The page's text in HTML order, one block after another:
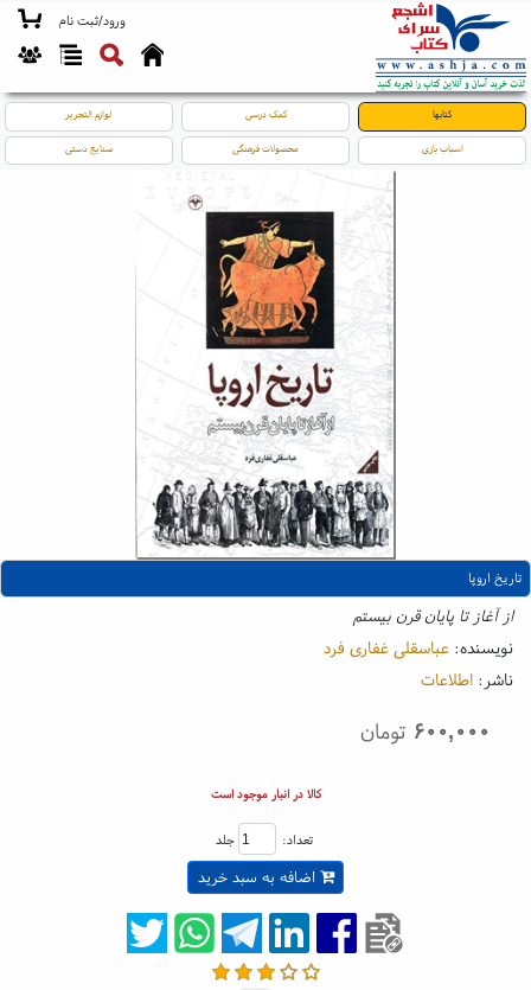
ورود/ثبت نام
کتابها کمک درسی لوازم التحریر
اسباب بازی محصولات فرهنگی صنایع دستی
تاریخ اروپا
از آغاز تا پایان قرن بیستم
نویسنده: عباسقلی غفاری فرد
ناشر: اطلاعات
۶۰۰,۰۰۰ تومان
کالا در انبار موجود است
تعداد: جلد
اضافه به سبد خرید